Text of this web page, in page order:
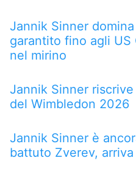
Jannik Sinner
garantito fino agli US
nel mirino
Jannik Sinner
del Wimbledon 2026
Jannik Sinner è
battuto Zverev,